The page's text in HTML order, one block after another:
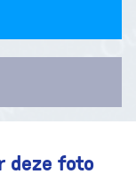
deze foto